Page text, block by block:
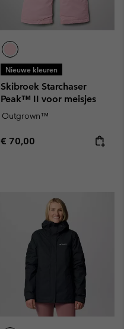
Nieuwe kleuren
Skibroek Starchaser
Peak™ II voor meisjes
Outgrown™
Regular price:
€ 70,00